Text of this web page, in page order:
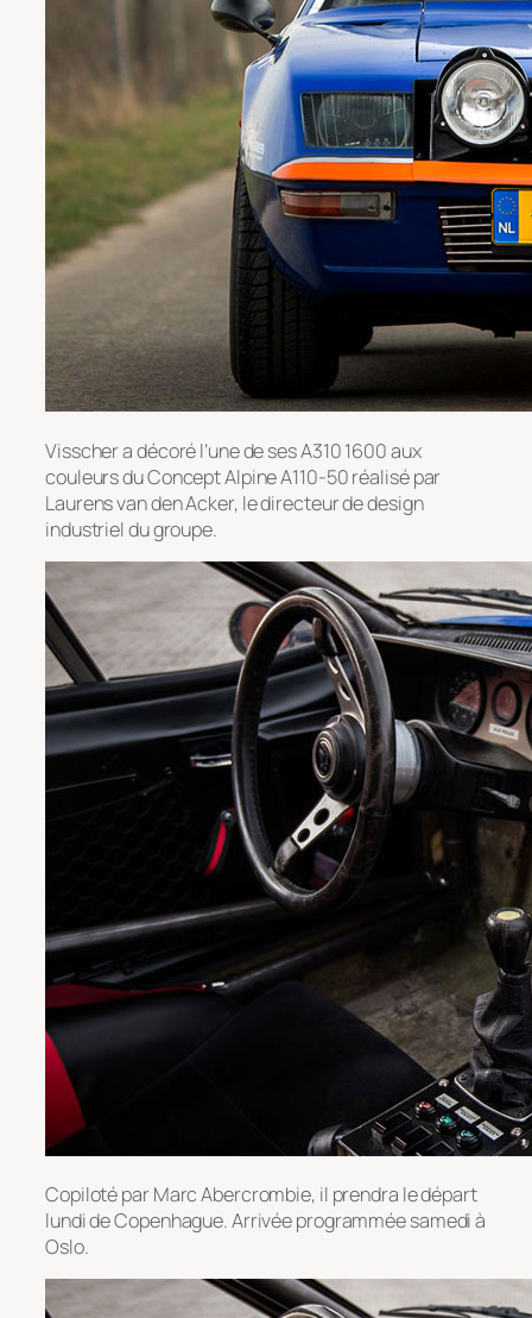
Visscher a décoré l’une de ses A310 1600 aux
couleurs du Concept Alpine A110-50 réalisé par
Laurens van den Acker, le directeur de design
industriel du groupe.
Copiloté par Marc Abercrombie, il prendra le départ
lundi de Copenhague. Arrivée programmée samedi à
Oslo.